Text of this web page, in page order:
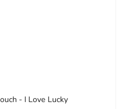
- I Love Lucky